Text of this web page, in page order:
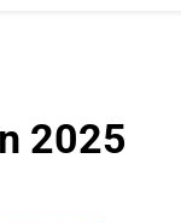
2025